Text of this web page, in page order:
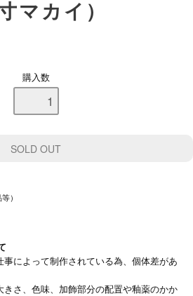
マカイ）
購入数
）
によって制作されている為、個体差があ
きさ、色味、加飾部分の配置や釉薬のかか